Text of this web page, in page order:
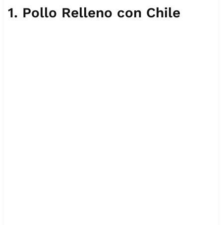
1. Pollo Relleno con Chile